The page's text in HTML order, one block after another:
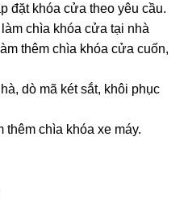
đặt khóa cửa theo yêu cầu.
chìa khóa cửa tại nhà
thêm chìa khóa cửa cuốn,
dò mã két sắt, khôi phục
thêm chìa khóa xe máy.